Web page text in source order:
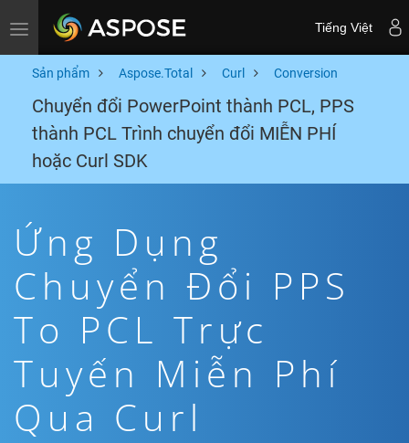
Toggle navigation Tiếng Việt
Sản phẩm Aspose.Total Curl Conversion
Chuyển đổi PowerPoint thành PCL, PPS
thành PCL Trình chuyển đổi MIỄN PHÍ
hoặc Curl SDK
Ứng Dụng
Chuyển Đổi PPS
To PCL Trực
Tuyến Miễn Phí
Qua Curl